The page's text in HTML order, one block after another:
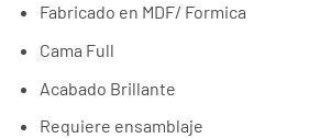
Fabricado en MDF/ Formica
Cama Full
Acabado Brillante
Requiere ensamblaje